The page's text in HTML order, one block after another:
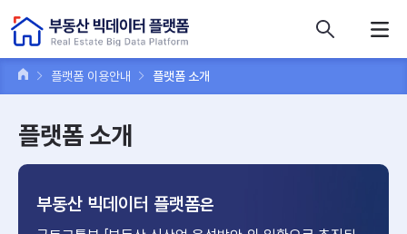
플랫폼 이용안내 플랫폼 소개
플랫폼 소개
부동산 빅데이터 플랫폼은